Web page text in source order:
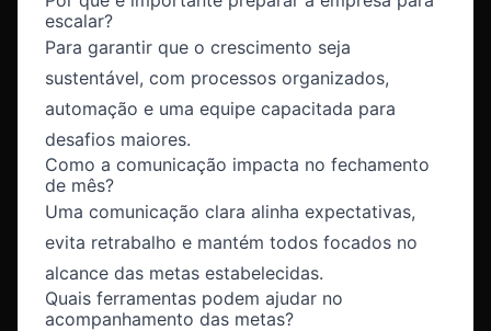
escalar?
Para garantir que o crescimento seja
sustentável, com processos organizados,
automação e uma equipe capacitada para
desafios maiores.
Como a comunicação impacta no fechamento
de mês?
Uma comunicação clara alinha expectativas,
evita retrabalho e mantém todos focados no
alcance das metas estabelecidas.
Quais ferramentas podem ajudar no
acompanhamento das metas?